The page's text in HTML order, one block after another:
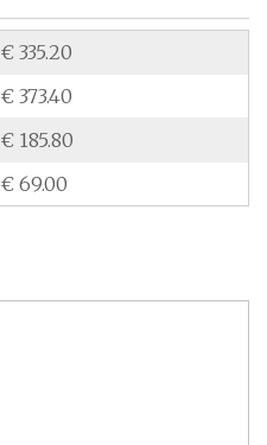
€ 335.20
€ 373.40
€ 185.80
€ 69.00